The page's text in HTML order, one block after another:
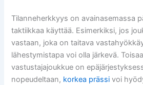
Tilanneherkkyys on avainasemassa
taktiikkaa käyttää. Esimerkiksi, jos
vastaan, joka on taitava
lähestymistapa voi olla järkevä.
vastustajajoukkue on
nopeudeltaan, korkea prässi voi